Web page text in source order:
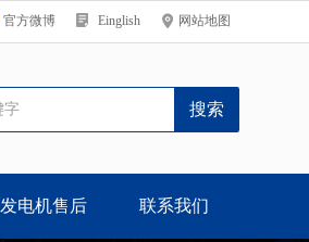
官方微博 Einglish 网站地图
发电机售后 联系我们